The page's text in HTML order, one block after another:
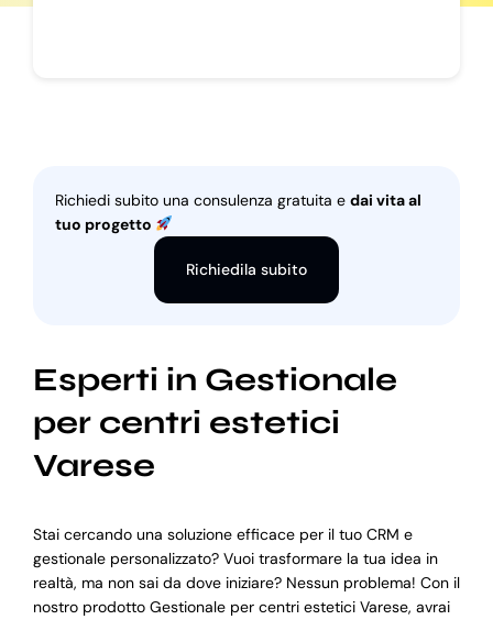
Richiedi subito una consulenza gratuita e dai vita al
tuo progetto
Richiedila subito
Esperti in Gestionale
per centri estetici
Varese
Stai cercando una soluzione efficace per il tuo CRM e
gestionale personalizzato? Vuoi trasformare la tua idea in
realtà, ma non sai da dove iniziare? Nessun problema! Con il
nostro prodotto Gestionale per centri estetici Varese, avrai